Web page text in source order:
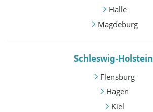
Halle
Magdeburg
Schleswig-Holstein
Flensburg
Hagen
Kiel